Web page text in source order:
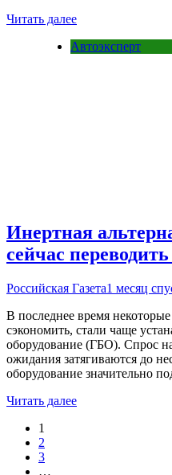
Читать далее
Автоэксперт
Инертная
сейчас
Российская Газета1 месяц
В последнее время
сэкономить, стали чаще
оборудование (ГБО). Спрос
ожидания затягиваются до
оборудование значительно
Читать далее
1
2
3
…